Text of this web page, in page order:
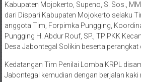
Kabupaten Mojokerto, Supeno, S. Sos.,
dari Dispari Kabupaten Mojokerto selaku
anggota Tim, Forpimka Pungging,
Pungging H. Abdur Rouf, SP., TP PKK
Desa Jabontegal Solikin beserta
Kedatangan Tim Penilai Lomba KRPL
Jabontegal kemudian dengan berjalan kaki